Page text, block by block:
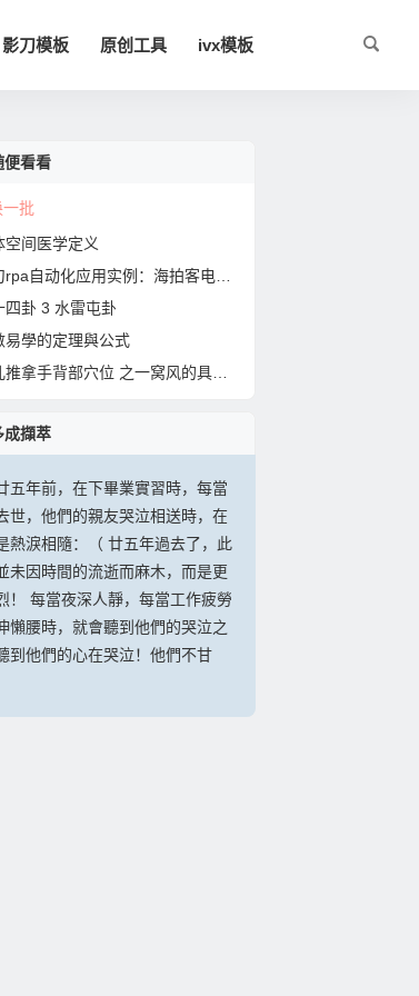
影刀模板 原创工具 ivx模板
便看看
一批
空间医学定义
动化应用实例：海拍客电商卖家后台女装类商品自动批量上架发布
四卦 3 水雷屯卦
易學的定理與公式
背部穴位 之一窝风的具体位置及疏风解表散寒功效视频操作演示
成擷萃
五年前，在下畢業實習時，每當
世，他們的親友哭泣相送時，在
熱淚相隨：（ 廿五年過去了，此
未因時間的流逝而麻木，而是更
！ 每當夜深人靜，每當工作疲勞
懶腰時，就會聽到他們的哭泣之
到他們的心在哭泣！他們不甘